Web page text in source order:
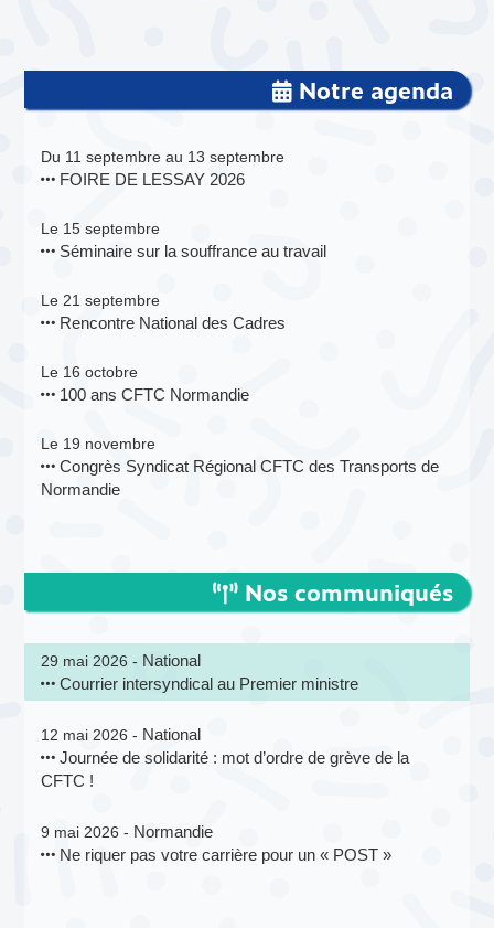
Notre agenda
Du 11 septembre au 13 septembre
FOIRE DE LESSAY 2026
Le 15 septembre
Séminaire sur la souffrance au travail
Le 21 septembre
Rencontre National des Cadres
Le 16 octobre
100 ans CFTC Normandie
Le 19 novembre
Congrès Syndicat Régional CFTC des Transports de
Normandie
Nos communiqués
29 mai 2026 - National
Courrier intersyndical au Premier ministre
12 mai 2026 - National
Journée de solidarité : mot d’ordre de grève de la
CFTC !
9 mai 2026 - Normandie
Ne riquer pas votre carrière pour un « POST »